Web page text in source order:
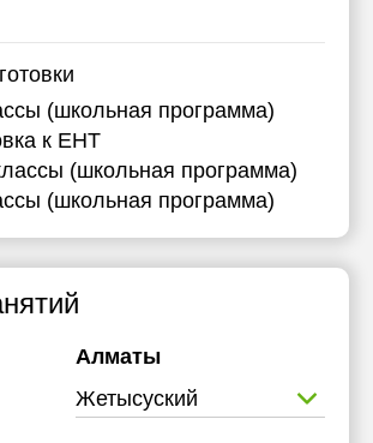
(школьная программа)
к ЕНТ
(школьная программа)
(школьная программа)
Алматы
Жетысуский